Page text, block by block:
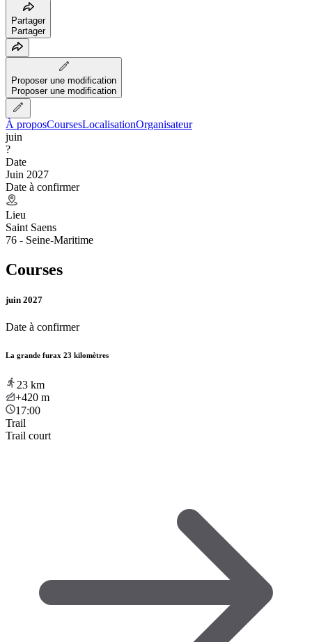
Partager
Partager
Proposer une modification
Proposer une modification
À proposCoursesLocalisationOrganisateur
juin
?
Date
Juin 2027
Date à confirmer
Lieu
Saint Saens
76 - Seine-Maritime
Courses
juin 2027
Date à confirmer
La grande furax 23 kilomètres
23 km
+420 m
17:00
Trail
Trail court